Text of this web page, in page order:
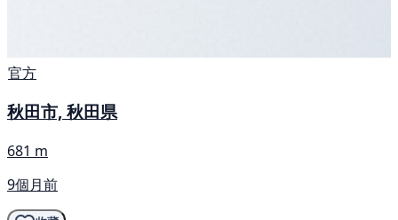
官方
秋田市, 秋田県
681 m
9個月前